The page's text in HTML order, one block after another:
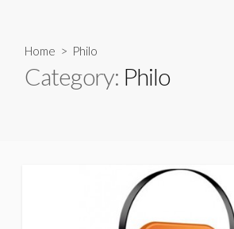
Home > Philo
Category: Philo